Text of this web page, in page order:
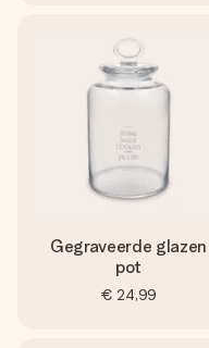
Gegraveerde glazen
pot
€ 24,99